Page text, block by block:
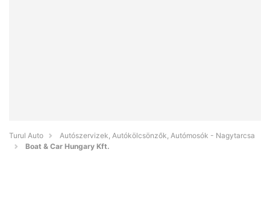
Turul Auto
Autószervizek, Autókölcsönzők, Autómosók - Nagytarcsa
Boat & Car Hungary Kft.